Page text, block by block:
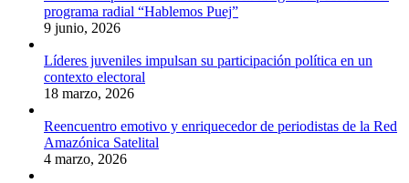
programa radial “Hablemos Puej”
9 junio, 2026
Líderes juveniles impulsan su participación política en un
contexto electoral
18 marzo, 2026
Reencuentro emotivo y enriquecedor de periodistas de la Red
Amazónica Satelital
4 marzo, 2026